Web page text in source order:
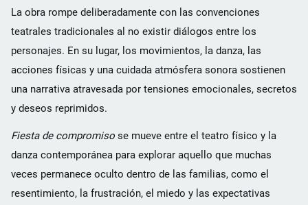
La obra rompe deliberadamente con las convenciones
teatrales tradicionales al no existir diálogos entre los
personajes. En su lugar, los movimientos, la danza, las
acciones físicas y una cuidada atmósfera sonora sostienen
una narrativa atravesada por tensiones emocionales, secretos
y deseos reprimidos.
Fiesta de compromiso se mueve entre el teatro físico y la
danza contemporánea para explorar aquello que muchas
veces permanece oculto dentro de las familias, como el
resentimiento, la frustración, el miedo y las expectativas